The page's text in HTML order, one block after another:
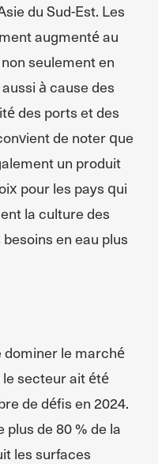
du Sud-Est. Les
augmenté au
seulement en
à cause des
des ports et des
de noter que
un produit
pour les pays qui
la culture des
en eau plus
le marché
secteur ait été
de défis en 2024.
de 80 % de la
les surfaces